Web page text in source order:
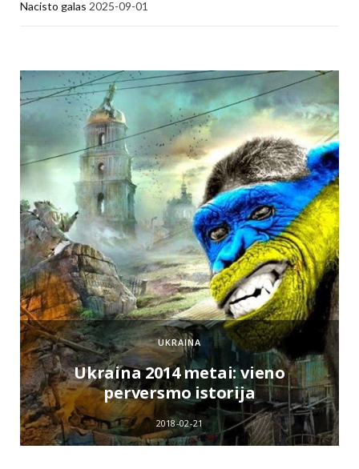
Nacisto galas 2025-09-01
UKRAINA
Ukraina 2014 metai: vieno
perversmo istorija
2018-02-21